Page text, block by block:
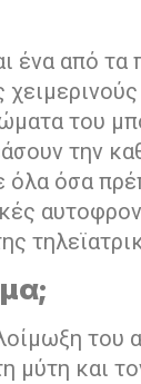
ένα από τα
του
την
όσα
του
και